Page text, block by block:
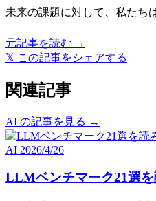
未来の課題に対して、私たち
元記事を読む →
𝕏 この記事をシェアする
関連記事
AI の記事を見る →
AI 2026/4/26
LLMベンチマーク21選